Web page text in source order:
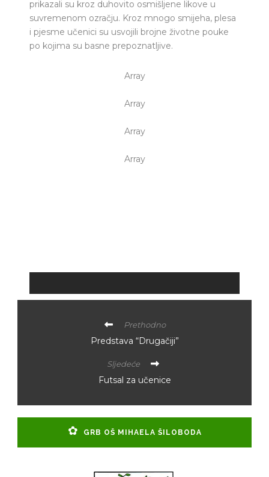
prikazali su kroz duhovito osmišljene likove u
suvremenom ozračju. Kroz mnogo smijeha, plesa
i pjesme učenici su usvojili brojne životne pouke
po kojima su basne prepoznatljive.
Array
Array
Array
Array
Prethodno
Predstava “Drugačiji”
Sljedeće
Futsal za učenice
GRB OŠ MIHAELA ŠILOBODA